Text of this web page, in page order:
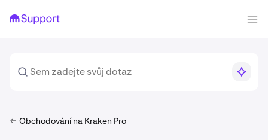
Obchodování na Kraken Pro